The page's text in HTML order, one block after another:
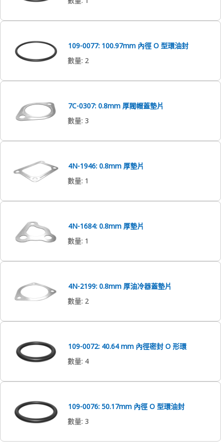
109-0077: 100.97mm 內徑 O 型環油封
數量: 2
7C-0307: 0.8mm 厚閥帽蓋墊片
數量: 3
4N-1946: 0.8mm 厚墊片
數量: 1
4N-1684: 0.8mm 厚墊片
數量: 1
4N-2199: 0.8mm 厚油冷器蓋墊片
數量: 2
109-0072: 40.64 mm 內徑密封 O 形環
數量: 4
109-0076: 50.17mm 內徑 O 型環油封
數量: 3